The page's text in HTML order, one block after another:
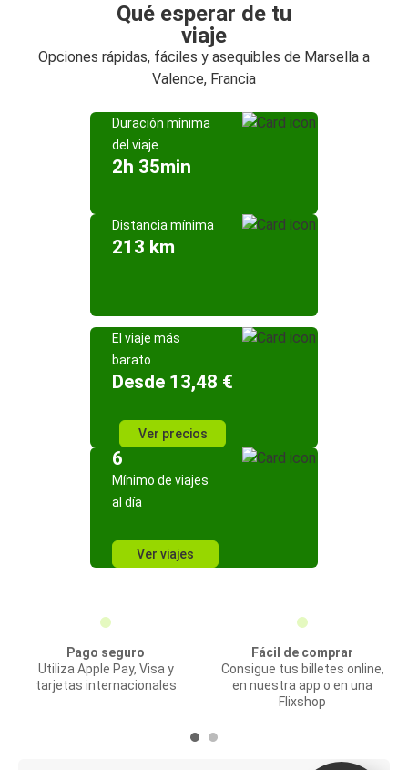
Qué esperar de tu
viaje
Opciones rápidas, fáciles y asequibles de Marsella a
Valence, Francia
Duración mínima
del viaje
2h 35min
Distancia mínima
213 km
El viaje más
barato
Desde 13,48 €
Ver precios
6
Mínimo de viajes
al día
Ver viajes
Pago seguro
Utiliza Apple Pay, Visa y
tarjetas internacionales
Fácil de comprar
Consigue tus billetes online,
en nuestra app o en una
Flixshop